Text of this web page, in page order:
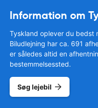
Information om
Tyskland oplever du bedst
Biludlejning har ca. 691
er således altid en
bestemmelsessted.
Søg lejebil